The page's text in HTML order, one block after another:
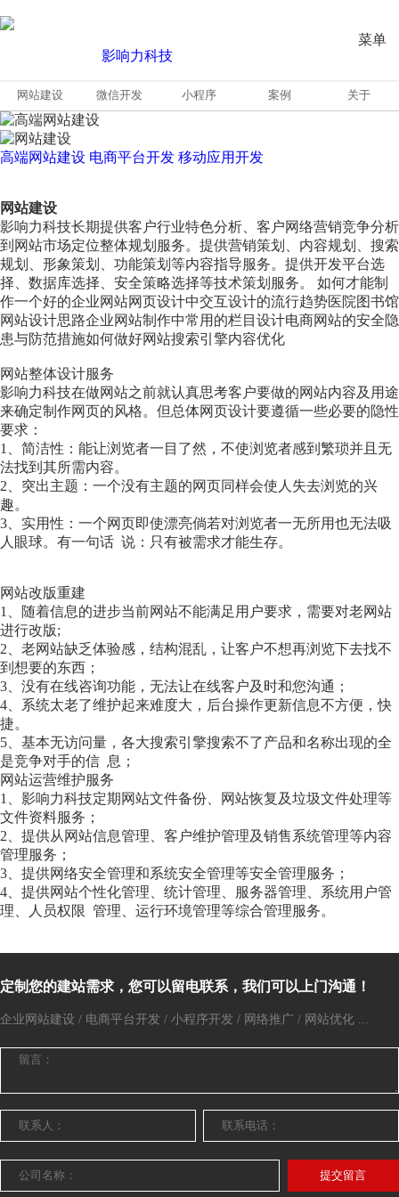
菜单
网站建设 微信开发 小程序 案例 关于
高端网站建设 电商平台开发 移动应用开发
网站建设
影响力科技长期提供客户行业特色分析、客户网络营销竞争分析
到网站市场定位整体规划服务。提供营销策划、内容规划、搜索
规划、形象策划、功能策划等内容指导服务。提供开发平台选
择、数据库选择、安全策略选择等技术策划服务。 如何才能制
作一个好的企业网站网页设计中交互设计的流行趋势医院图书馆
网站设计思路企业网站制作中常用的栏目设计电商网站的安全隐
患与防范措施如何做好网站搜索引擎内容优化
网站整体设计服务
影响力科技在做网站之前就认真思考客户要做的网站内容及用途
来确定制作网页的风格。但总体网页设计要遵循一些必要的隐性
要求：
1、简洁性：能让浏览者一目了然，不使浏览者感到繁琐并且无
法找到其所需内容。
2、突出主题：一个没有主题的网页同样会使人失去浏览的兴
趣。
3、实用性：一个网页即使漂亮倘若对浏览者一无所用也无法吸
人眼球。有一句话 说：只有被需求才能生存。
网站改版重建
1、随着信息的进步当前网站不能满足用户要求，需要对老网站
进行改版;
2、老网站缺乏体验感，结构混乱，让客户不想再浏览下去找不
到想要的东西；
3、没有在线咨询功能，无法让在线客户及时和您沟通；
4、系统太老了维护起来难度大，后台操作更新信息不方便，快
捷。
5、基本无访问量，各大搜索引擎搜索不了产品和名称出现的全
是竞争对手的信 息；
网站运营维护服务
1、影响力科技定期网站文件备份、网站恢复及垃圾文件处理等
文件资料服务；
2、提供从网站信息管理、客户维护管理及销售系统管理等内容
管理服务；
3、提供网络安全管理和系统安全管理等安全管理服务；
4、提供网站个性化管理、统计管理、服务器管理、系统用户管
理、人员权限 管理、运行环境管理等综合管理服务。
定制您的建站需求，您可以留电联系，我们可以上门沟通！
企业网站建设 / 电商平台开发 / 小程序开发 / 网络推广 / 网站优化 ...
提交留言